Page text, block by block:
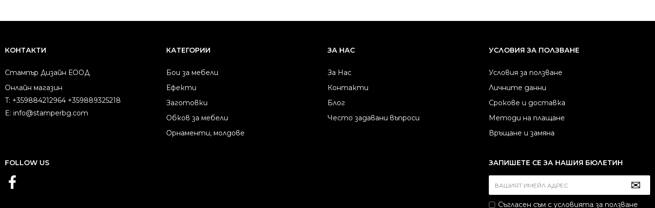
КОНТАКТИ
Стампър Дизайн ЕООД
Онлайн магазин
T: +359884212964 +359889325218
E: info@stamperbg.com
КАТЕГОРИИ
Бои за мебели
Ефекти
Заготовки
Обков за мебели
Орнаменти, молдове
ЗА НАС
За Нас
Контакти
Блог
Често задавани въпроси
УСЛОВИЯ ЗА ПОЛЗВАНЕ
Условия за ползване
Личните данни
Срокове и доставка
Методи на плащане
Връщане и замяна
FOLLOW US ЗАПИШЕТЕ СЕ ЗА НАШИЯ БЮЛЕТИН
Съгласен съм с условията за ползване